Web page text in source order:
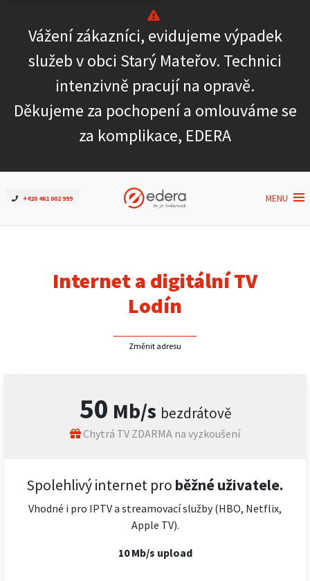
Vážení zákazníci, evidujeme výpadek
služeb v obci Starý Mateřov. Technici
intenzivně pracují na opravě.
Děkujeme za pochopení a omlouváme se
za komplikace, EDERA
+420 461 002 999 MENU
Ověřit dostupnost
Internet
ČEZNET TV
Podpora
Pro firmy
Internet a digitální TV
Lodín
Změnit adresu
50 Mb/s bezdrátově
Chytrá TV ZDARMA na vyzkoušení
Spolehlivý internet pro běžné uživatele.
Vhodné i pro IPTV a streamovací služby (HBO, Netflix,
Apple TV).
10 Mb/s upload